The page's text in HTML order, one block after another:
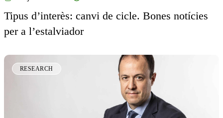
Tipus d’interès: canvi de cicle. Bones notícies
per a l’estalviador
RESEARCH